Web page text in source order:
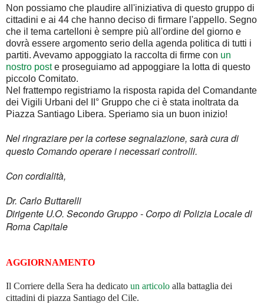
Non possiamo che plaudire all'iniziativa di questo gruppo di
cittadini e ai 44 che hanno deciso di firmare l'appello. Segno
che il tema cartelloni è sempre più all'ordine del giorno e
dovrà essere argomento serio della agenda politica di tutti i
partiti. Avevamo appoggiato la raccolta di firme con un
nostro poste proseguiamo ad appoggiare la lotta di questo
piccolo Comitato.
Nel frattempo registriamo la risposta rapida del Comandante
dei Vigili Urbani del II° Gruppo che ci è stata inoltrata da
Piazza Santiago Libera. Speriamo sia un buon inizio!
Nel ringraziare per la cortese segnalazione, sarà cura di
questo Comando operare i necessari controlli.
Con cordialità,
Dr. Carlo Buttarelli
Dirigente U.O. Secondo Gruppo - Corpo di Polizia Locale di
Roma Capitale
AGGIORNAMENTO
Il Corriere della Sera ha dedicato un articolo alla battaglia dei
cittadini di piazza Santiago del Cile.